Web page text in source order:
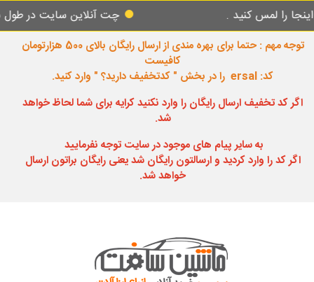
کنید . چت آنلاین سایت در طول شبانه
توجه مهم : حتما برای بهره مندی از ارسال رایگان بالای 500 هزارتومان
کافیست
کد: ersal را در بخش " کدتخفیف دارید؟ " وارد کنید.
اگر کد تخفیف ارسال رایگان را وارد نکنید کرایه برای شما لحاظ خواهد
شد.
به سایر پیام های موجود در سایت توجه نفرمایید
اگر کد را وارد کردید و ارسالتون رایگان شد یعنی رایگان براتون ارسال
خواهد شد.